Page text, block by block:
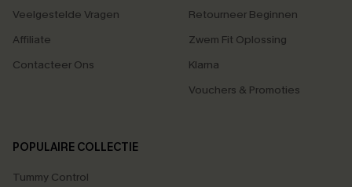
Veelgestelde Vragen
Affiliate
Contacteer Ons
Retourneer Beginnen
Zwem Fit Oplossing
Klarna
Vouchers & Promoties
POPULAIRE COLLECTIE
Tummy Control